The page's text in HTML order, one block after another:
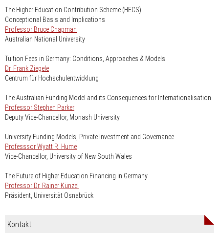
The Higher Education Contribution Scheme (HECS):
Conceptional Basis and Implications
Professor Bruce Chapman
Australian National University
Tuition Fees in Germany: Conditions, Approaches & Models
Dr. Frank Ziegele
Centrum für Hochschulentwicklung
The Australian Funding Model and its Consequences for Internationalisation
Professor Stephen Parker
Deputy Vice-Chancellor, Monash University
University Funding Models, Private Investment and Governance
Professsor Wyatt R. Hume
Vice-Chancellor, University of New South Wales
The Future of Higher Education Financing in Germany
Professor Dr. Rainer Künzel
Präsident, Universität Osnabrück
Kontakt